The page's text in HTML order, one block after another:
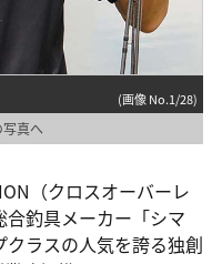
(画像 No.1/28)
真へ
（クロスオーバーレ
釣具メーカー「シマ
ラスの人気を誇る独創